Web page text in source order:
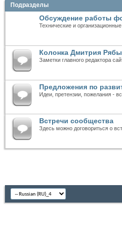
Подразделы
Обсуждение работы
Технические и
Колонка Дмитрия
Заметки главного редактора
Предложения по
Идеи, претензии, пожелания -
Встречи сообщества
Здесь можно договориться о